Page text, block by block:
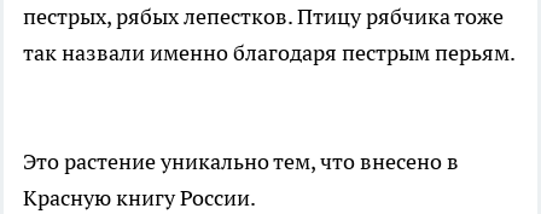
пестрых, рябых лепестков. Птицу рябчика тоже
так назвали именно благодаря пестрым перьям.
Это растение уникально тем, что внесено в
Красную книгу России.